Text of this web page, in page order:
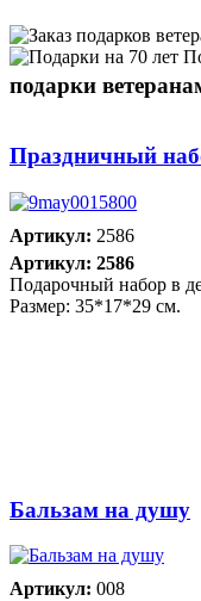
подарки
Праздничный
Артикул: 2586
Артикул: 2586
Подарочный набор в
Размер: 35*17*29 см.
Бальзам на душу
Артикул: 008